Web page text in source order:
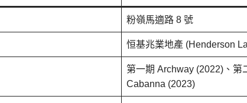
粉嶺馬適路 8 號
恒基兆業地產 (Henderson
第一期 Archway (2022)、第
Cabanna (2023)